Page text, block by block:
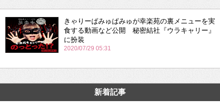
きゃりーぱみゅぱみゅが幸楽苑の裏メニューを実
食する動画など公開 秘密結社『ウラキャリー』
に扮装
2020/07/29 05:31
新着記事